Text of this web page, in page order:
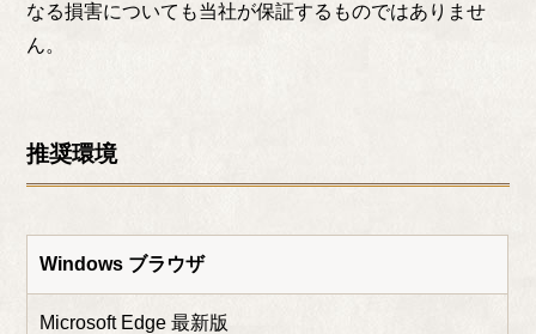
なる損害についても当社が保証するものではありませ
ん。
推奨環境
Windows ブラウザ
Microsoft Edge 最新版